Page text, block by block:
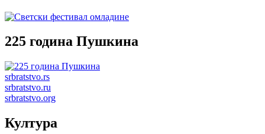
225 година Пушкина
srbratstvo.rs
srbratstvo.ru
srbratstvo.org
Култура